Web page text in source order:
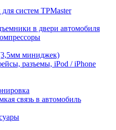
систем TPMaster
в двери автомобиля
миниджек)
разъемы, iPod / iPhone
связь в автомобиль